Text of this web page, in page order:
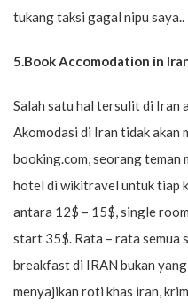
tukang taksi gagal nipu
5.Book Accomodation in
Salah satu hal tersulit di Iran
Akomodasi di Iran tidak akan
booking.com, seorang teman
hotel di wikitravel untuk tiap
antara 12$ – 15$, single
start 35$. Rata – rata semua
breakfast di IRAN bukan
menyajikan roti khas iran,